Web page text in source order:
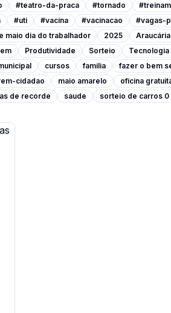
#teatro-da-praca #tornado
#uti #vacina #vacinacao #vagas-
maio dia do trabalhador 2025 Araucária
Produtividade Sorteio Tecnologia
cursos familia fazer o bem
cidadao maio amarelo oficina
de recorde saude sorteio de carros 0